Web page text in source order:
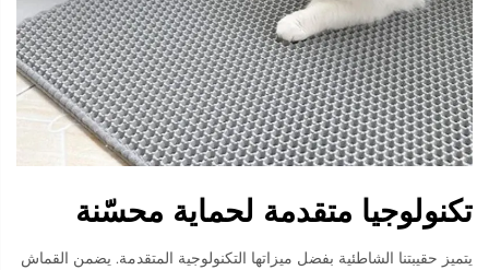
تكنولوجيا متقدمة لحماية محسّنة
يتميز حقيبتنا الشاطئية بفضل ميزاتها التكنولوجية المتقدمة. يضمن القماش